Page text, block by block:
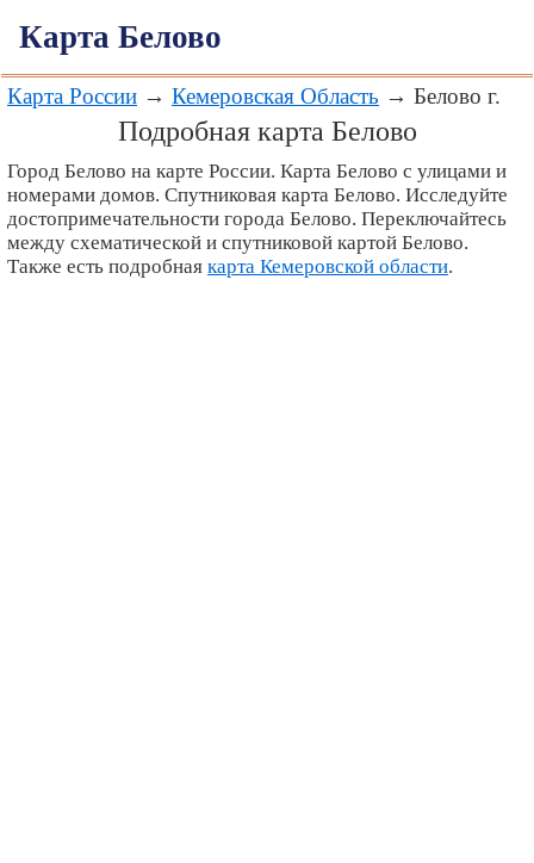
Карта Белово
Карта России → Кемеровская Область → Белово г.
Подробная карта Белово
Город Белово на карте России. Карта Белово с улицами и
номерами домов. Спутниковая карта Белово. Исследуйте
достопримечательности города Белово. Переключайтесь
между схематической и спутниковой картой Белово.
Также есть подробная карта Кемеровской области.